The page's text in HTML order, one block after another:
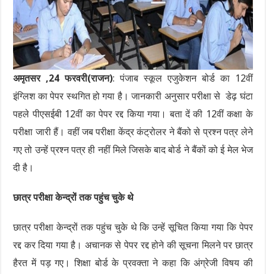
अमृतसर ,24 फरवरी(राजन): पंजाब स्कूल एजुकेशन बोर्ड का 12वीं
इंग्लिश का पेपर स्थगित हो गया है। जानकारी अनुसार परीक्षा से डेढ़ घंटा
पहले पीएसईबी 12वीं का पेपर रद्द किया गया। बता दें की 12वीं कक्षा के
परीक्षा जारी हैं। वहीं जब परीक्षा केंद्र कंट्रोलर ने बैंको से प्रश्न पत्र लेने
गए तो उन्हें प्रश्न पत्र ही नहीं मिले जिसके बाद बोर्ड ने बैंकों को ई मेल भेज
दी है।
छात्र परीक्षा केन्द्रों तक पहुंच चुके थे
छात्र परीक्षा केन्द्रों तक पहुंच चुके थे कि उन्हें सूचित किया गया कि पेपर
रद्द कर दिया गया है। अचानक से पेपर रद्द होने की सूचना मिलने पर छात्र
हैरत में पड़ गए। शिक्षा बोर्ड के प्रवक्ता ने कहा कि अंग्रेजी विषय की